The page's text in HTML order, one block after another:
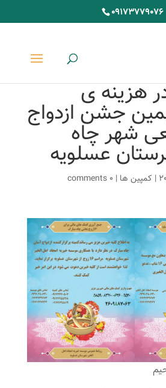
09173779076
هزینه ی
جشن ازدواج
شهر چاه
عسلویه
| کمپین ها |
0 comments